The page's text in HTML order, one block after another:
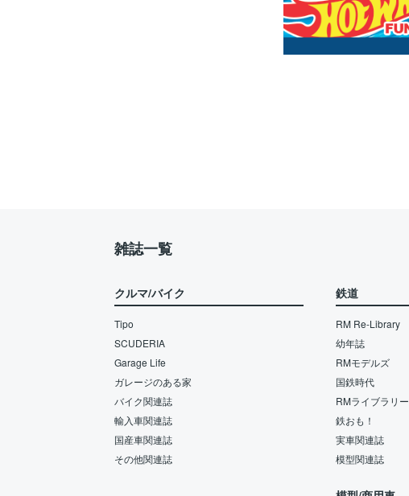
雑誌一覧
クルマ/バイク
Tipo
SCUDERIA
Garage Life
ガレージのある家
バイク関連誌
輸入車関連誌
国産車関連誌
その他関連誌
鉄道
RM Re-Library
幼年誌
RMモデルズ
国鉄時代
RMライブラリー
鉄おも！
実車関連誌
模型関連誌